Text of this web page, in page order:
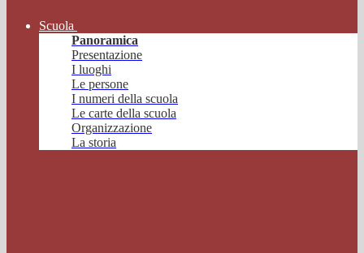
Scuola
Panoramica
Presentazione
I luoghi
Le persone
I numeri della scuola
Le carte della scuola
Organizzazione
La storia